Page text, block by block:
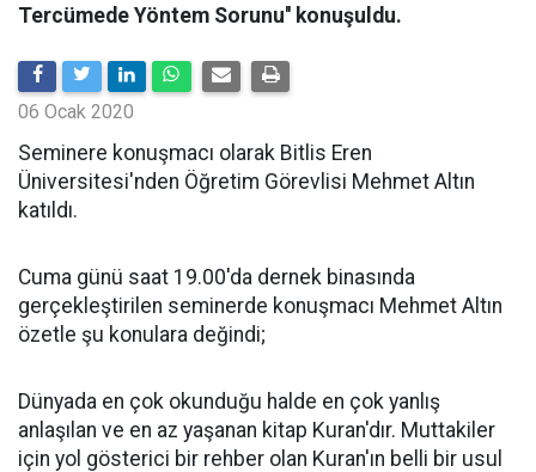
Tercümede Yöntem Sorunu'' konuşuldu.
06 Ocak 2020
Seminere konuşmacı olarak Bitlis Eren
Üniversitesi'nden Öğretim Görevlisi Mehmet Altın
katıldı.
Cuma günü saat 19.00'da dernek binasında
gerçekleştirilen seminerde konuşmacı Mehmet Altın
özetle şu konulara değindi;
Dünyada en çok okunduğu halde en çok yanlış
anlaşılan ve en az yaşanan kitap Kuran'dır. Muttakiler
için yol gösterici bir rehber olan Kuran'ın belli bir usul